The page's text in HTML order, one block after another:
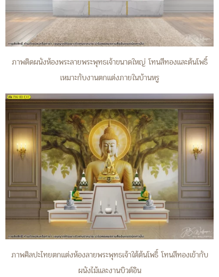
ภาพติดผนังห้องพระลายพระพุทธเจ้าขนาดใหญ่ โทนสีทองและต้นโพธิ์
เหมาะกับงานตกแต่งภายในบ้านหรู
ภาพศิลปะไทยตกแต่งห้องลายพระพุทธเจ้าใต้ต้นโพธิ์ โทนสีทองเข้ากับ
ผนังไม้และงานบิวต์อิน